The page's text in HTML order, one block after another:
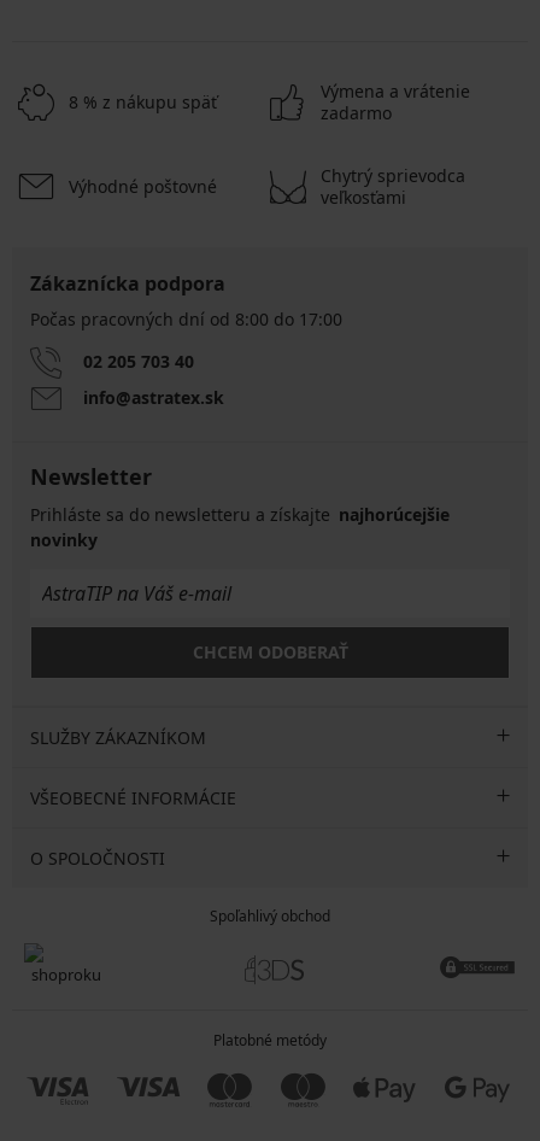
8 % z nákupu späť
Výmena a vrátenie
zadarmo
Výhodné poštovné
Chytrý sprievodca
veľkosťami
Zákaznícka podpora
Počas pracovných dní od 8:00 do 17:00
02 205 703 40
info@astratex.sk
Newsletter
Prihláste sa do newsletteru a získajte najhorúcejšie
novinky
CHCEM ODOBERAŤ
SLUŽBY ZÁKAZNÍKOM
VŠEOBECNÉ INFORMÁCIE
O SPOLOČNOSTI
Spoľahlivý obchod
Platobné metódy